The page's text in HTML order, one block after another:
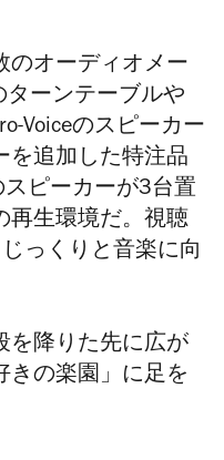
のオーディオメー
ターンテーブルや
Voiceのスピーカー
を追加した特注品
ピーカーが3台置
再生環境だ。視聴
っくりと音楽に向
を降りた先に広が
きの楽園」に足を